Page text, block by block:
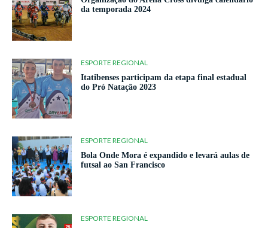
da temporada 2024
ESPORTE REGIONAL
Itatibenses participam da etapa final estadual
do Pró Natação 2023
ESPORTE REGIONAL
Bola Onde Mora é expandido e levará aulas de
futsal ao San Francisco
ESPORTE REGIONAL